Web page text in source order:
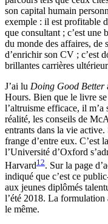
son capital humain
exemple : il est profitable
que consultant ; c’est une
du monde des affaires, de
d’enrichir son CV ; c’est
brillantes carrières
J’ai lu Doing Good Better
Hours. Bien que le livre
l’altruisme efficace, il m’a
réalité, les conseils de
entrants dans la vie
frange d’entre eux. C’est
l’Université d’Oxford
Harvard12. Sur la page
indiqué que c’est ce
aux jeunes diplômés
l’été 2018. La formulation
le même.